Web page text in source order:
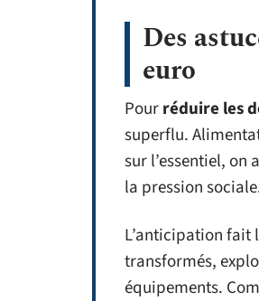
Des
euro
Pourréduire les
superflu.
sur l’essentiel, on
la pression
L’anticipation fait
transformés,
équipements.